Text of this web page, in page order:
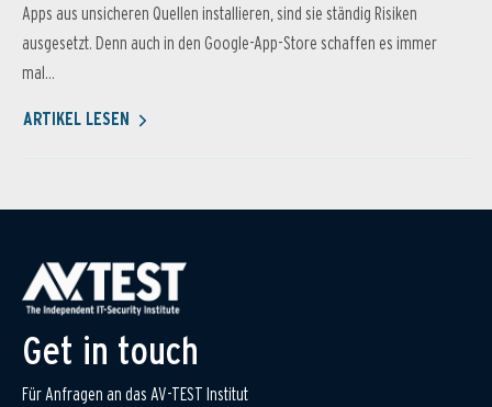
Apps aus unsicheren Quellen installieren, sind sie ständig Risiken
ausgesetzt. Denn auch in den Google-App-Store schaffen es immer
mal...
ARTIKEL LESEN
Get in touch
Für Anfragen an das AV-TEST Institut